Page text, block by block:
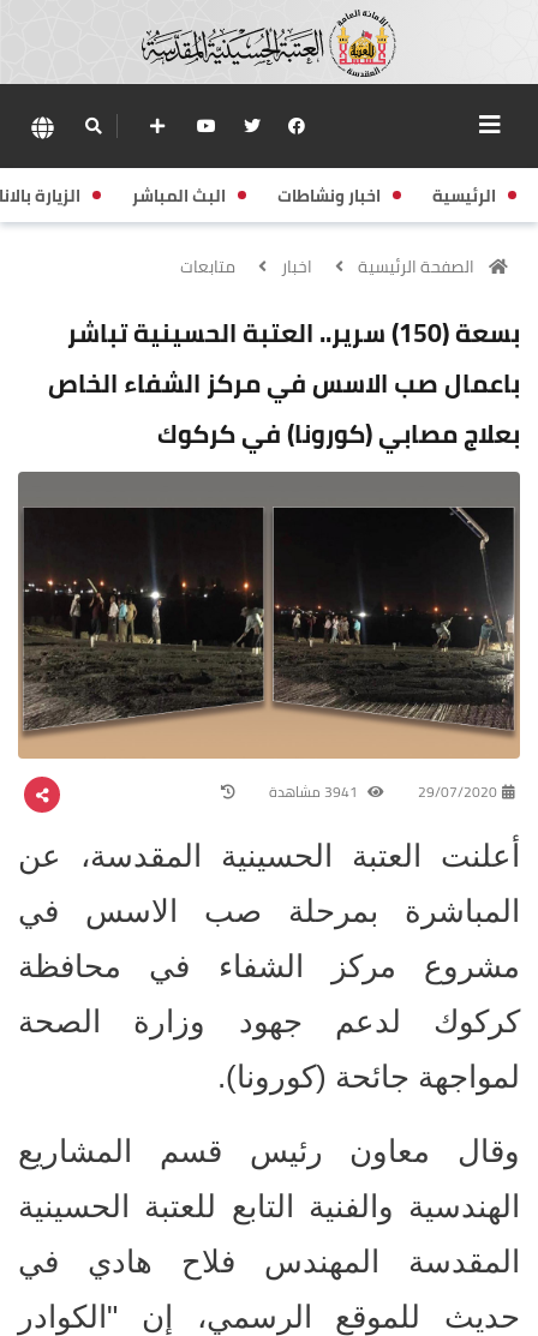
الرئيسية اخبار ونشاطات البث المباشر الزيارة
الصفحة الرئيسية اخبار متابعات
بسعة (150) سرير.. العتبة الحسينية تباشر
باعمال صب الاسس في مركز الشفاء الخاص
بعلاج مصابي (كورونا) في كركوك
29/07/2020
أعلنت العتبة الحسينية المقدسة، عن
المباشرة بمرحلة صب الاسس في
مشروع مركز الشفاء في محافظة
كركوك لدعم جهود وزارة الصحة
لمواجهة جائحة (كورونا).
وقال معاون رئيس قسم المشاريع
الهندسية والفنية التابع للعتبة الحسينية
المقدسة المهندس فلاح هادي في
حديث للموقع الرسمي، إن "الكوادر